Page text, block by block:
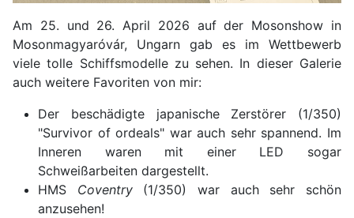
Am 25. und 26. April 2026 auf der Mosonshow in
Mosonmagyaróvár, Ungarn gab es im Wettbewerb
viele tolle Schiffsmodelle zu sehen. In dieser Galerie
auch weitere Favoriten von mir:
Der beschädigte japanische Zerstörer (1/350)
"Survivor of ordeals" war auch sehr spannend. Im
Inneren waren mit einer LED sogar
Schweißarbeiten dargestellt.
HMS Coventry(1/350) war auch sehr schön
anzusehen!